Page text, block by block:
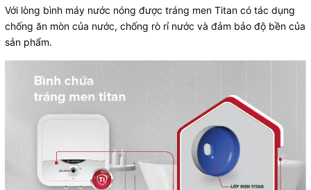
Với lòng bình máy nước nóng được tráng men Titan có tác dụng
chống ăn mòn của nước, chống rò rỉ nước và đảm bảo độ bền của
sản phẩm.